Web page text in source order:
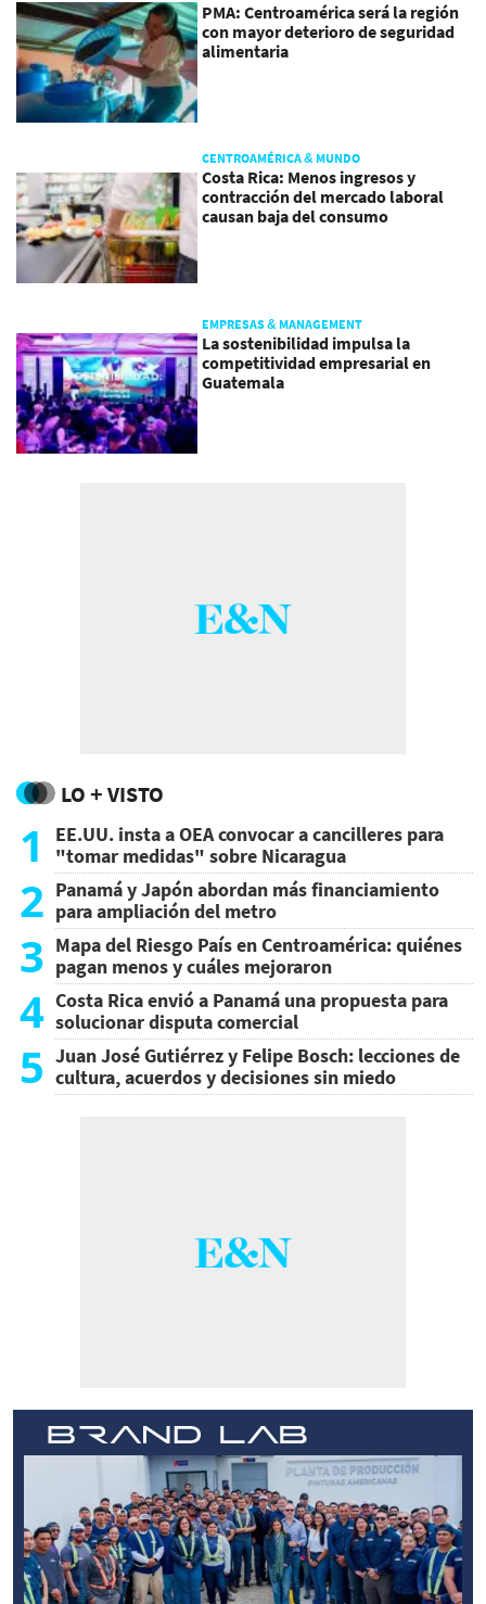
PMA: Centroamérica será la región
con mayor deterioro de seguridad
alimentaria
CENTROAMÉRICA & MUNDO
Costa Rica: Menos ingresos y
contracción del mercado laboral
causan baja del consumo
EMPRESAS & MANAGEMENT
La sostenibilidad impulsa la
competitividad empresarial en
Guatemala
LO + VISTO
1
EE.UU. insta a OEA convocar a cancilleres para
"tomar medidas" sobre Nicaragua
2 Panamá y Japón abordan más financiamiento
para ampliación del metro
3 Mapa del Riesgo País en Centroamérica: quiénes
pagan menos y cuáles mejoraron
4 Costa Rica envió a Panamá una propuesta para
solucionar disputa comercial
5 Juan José Gutiérrez y Felipe Bosch: lecciones de
cultura, acuerdos y decisiones sin miedo